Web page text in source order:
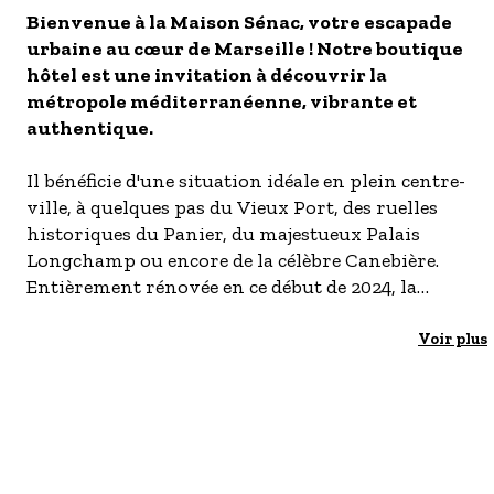
- Les établissements Accueil vélo
LES OFFRES MYPROVENCE
S'inscrire à nos newsletters
Bienvenue à la Maison Sénac, votre escapade
urbaine au cœur de Marseille ! Notre boutique
hôtel est une invitation à découvrir la
métropole méditerranéenne, vibrante et
authentique.
Il bénéficie d'une situation idéale en plein centre-
ville, à quelques pas du Vieux Port, des ruelles
historiques du Panier, du majestueux Palais
Longchamp ou encore de la célèbre Canebière.
Entièrement rénovée en ce début de 2024, la
Voir plus